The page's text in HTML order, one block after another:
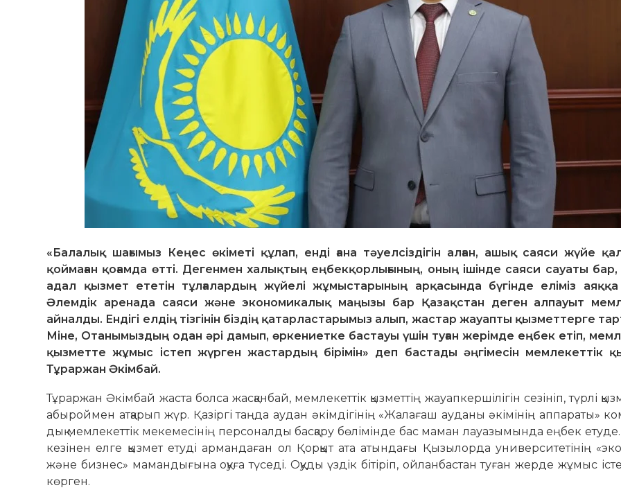
«Балалық шағымыз Кеңес өкіметі құлап, енді ғана тәуелсіздігін алған, ашық саяси жүйе
қоймаған қоғамда өтті. Дегенмен халықтың еңбекқорлығының, оның ішінде саяси сауаты бар,
адал қызмет ететін тұлғалардың жүйелі жұмыстарының арқасында бүгінде еліміз
Әлемдік аренада саяси және экономикалық маңызы бар Қазақстан деген алпауыт
айналды. Ендігі елдің тізгінін біздің қатарластарымыз алып, жастар жауапты қызметтерге
Міне, Отанымыздың одан әрі дамып, өркениетке бастауы үшін туған жерімде еңбек етіп,
қызметте жұмыс істеп жүрген жастардың бірімін» деп бастады әңгімесін мемлекеттік
Тұраржан Әкімбай.
Тұраржан Әкімбай жаста болса жасқанбай, мемлекеттік қыз­меттің жа­уапкершілігін сезініп, түрлі
абыроймен атқарып жүр. Қа­зіргі таңда аудан әкімдігінің «Жала­ғаш ау­­даны әкімінің аппараты»
дық мемлекеттік мекемесінің пер­­­­­соналды басқару бөлімінде бас ма­­ман лауазымында еңбек
кезінен елге қызмет ету­ді ар­мандаған ол Қор­қыт ата атын­дағы Қызылорда универ­си­тетінің
және бизнес» ма­­­ман­­дығына оқуға тү­седі. Оқуды үз­­­дік бітіріп, ойлан­бас­тан туған жер­де жұмыс
көрген.